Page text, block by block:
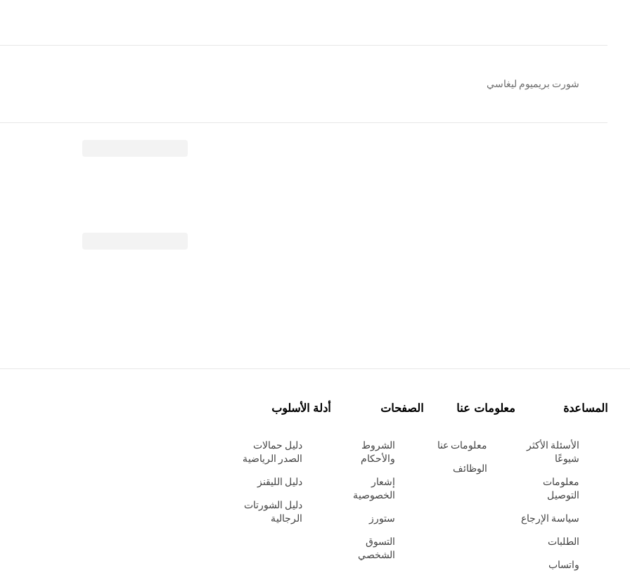
شورت بريميوم ليغاسي
المساعدة
الأسئلة الأكثر
شيوعًا
معلومات
التوصيل
سياسة الإرجاع
الطلبات
واتساب
معلومات عنا
معلومات عنا
الوظائف
الصفحات
الشروط
والأحكام
إشعار
الخصوصية
ستورز
التسوق
الشخصي
أدلة الأسلوب
دليل حمالات
الصدر الرياضية
دليل الليقنز
دليل الشورتات
الرجالية